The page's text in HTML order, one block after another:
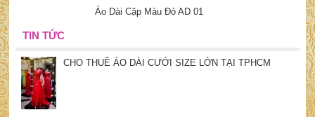
Áo Dài Cặp Màu Đỏ AD 01
TIN TỨC
CHO THUÊ ÁO DÀI CƯỚI SIZE LỚN TẠI TPHCM